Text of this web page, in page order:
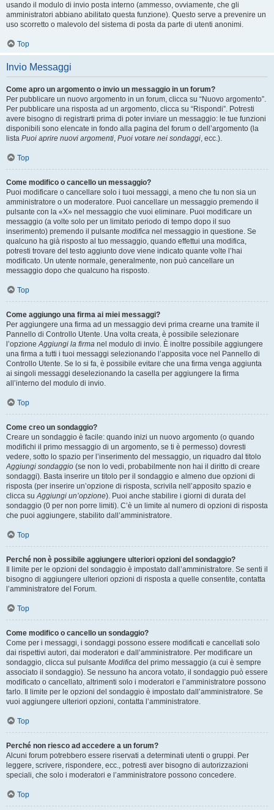
usando il modulo di invio posta interno (ammesso, ovviamente, che gli
amministratori abbiano abilitato questa funzione). Questo serve a prevenire un
uso scorretto o malevolo del sistema di posta da parte di utenti anonimi.
Top
Invio Messaggi
Come apro un argomento o invio un messaggio in un forum?
Per pubblicare un nuovo argomento in un forum, clicca su “Nuovo argomento”.
Per pubblicare una risposta ad un argomento, clicca su “Rispondi”. Potresti
avere bisogno di registrarti prima di poter inviare un messaggio: le tue funzioni
disponibili sono elencate in fondo alla pagina del forum o dell’argomento (la
lista Puoi aprire nuovi argomenti, Puoi votare nei sondaggi, ecc.).
Top
Come modifico o cancello un messaggio?
Puoi modificare o cancellare solo i tuoi messaggi, a meno che tu non sia un
amministratore o un moderatore. Puoi cancellare un messaggio premendo il
pulsante con la «X» nel messaggio che vuoi eliminare. Puoi modificare un
messaggio (a volte solo per un limitato periodo di tempo dopo il suo
inserimento) premendo il pulsante modifica nel messaggio in questione. Se
qualcuno ha già risposto al tuo messaggio, quando effettui una modifica,
potresti trovare del testo aggiunto dove viene indicato quante volte l’hai
modificato. Un utente normale, generalmente, non può cancellare un
messaggio dopo che qualcuno ha risposto.
Top
Come aggiungo una firma ai miei messaggi?
Per aggiungere una firma ad un messaggio devi prima crearne una tramite il
Pannello di Controllo Utente. Una volta creata, è possibile selezionare
l’opzioneAggiungi la firma nel modulo di invio. È inoltre possibile aggiungere
una firma a tutti i tuoi messaggi selezionando l’apposita voce nel Pannello di
Controllo Utente. Se lo si fa, è possibile evitare che una firma venga aggiunta
ai singoli messaggi deselezionando la casella per aggiungere la firma
all’interno del modulo di invio.
Top
Come creo un sondaggio?
Creare un sondaggio è facile: quando inizi un nuovo argomento (o quando
modifichi il primo messaggio di un argomento, se ti è permesso) dovresti
vedere, sotto lo spazio per l’inserimento del messaggio, un riquadro dal titolo
Aggiungi sondaggio (se non lo vedi, probabilmente non hai il diritto di creare
sondaggi). Basta inserire un titolo per il sondaggio e almeno due opzioni di
risposta (per inserire un’opzione di risposta, scrivila nell’apposito spazio e
clicca suAggiungi un’opzione). Puoi anche stabilire i giorni di durata del
sondaggio (0 per non porre limiti). C’è un limite al numero di opzioni di risposta
che puoi aggiungere, stabilito dall’amministratore.
Top
Perché non è possibile aggiungere ulteriori opzioni del sondaggio?
Il limite per le opzioni del sondaggio è impostato dall’amministratore. Se senti il
bisogno di aggiungere ulteriori opzioni di risposta a quelle consentite, contatta
l’amministratore del Forum.
Top
Come modifico o cancello un sondaggio?
Come per i messaggi, i sondaggi possono essere modificati e cancellati solo
dai rispettivi autori, dai moderatori e dall’amministratore. Per modificare un
sondaggio, clicca sul pulsante Modifica del primo messaggio (a cui è sempre
associato il sondaggio). Se nessuno ha ancora votato, il sondaggio può essere
modificato o cancellato, altrimenti solo i moderatori e l’amministratore possono
farlo. Il limite per le opzioni del sondaggio è impostato dall’amministratore. Se
vuoi aggiungere ulteriori opzioni, contatta l’amministratore.
Top
Perché non riesco ad accedere a un forum?
Alcuni forum potrebbero essere riservati a determinati utenti o gruppi. Per
leggere, scrivere, rispondere, ecc., potresti aver bisogno di autorizzazioni
speciali, che solo i moderatori e l’amministratore possono concedere.
Top